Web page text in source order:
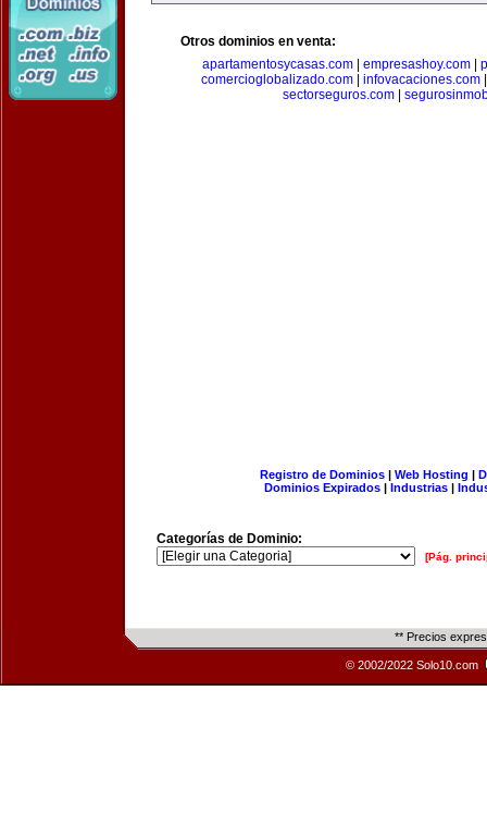
Otros dominios en venta:
apartamentosycasas.com| empresashoy.com|
comercioglobalizado.com
infovacaciones.com
sectorseguros.com
Registro de Dominios| Web Hosting |
Dominios Expirados | Industrias |
Categorías de Dominio:
[Pág.
** Precios
© 2002/2022 Solo10.com